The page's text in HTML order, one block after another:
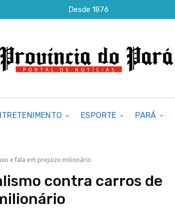
Desde 1876
ESPORTE PARÁ
e fala em prejuízo milionário
contra carros de